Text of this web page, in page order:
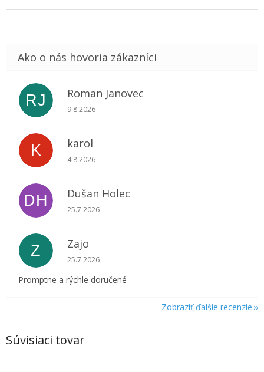
Súvisiaci tovar
RJ Roman Janovec
Hodnotenie obchodu je 5 z 5 hviezdičiek.
9.8.2026
K karol
Hodnotenie obchodu je 5 z 5 hviezdičiek.
4.8.2026
DH Dušan Holec
Hodnotenie obchodu je 5 z 5 hviezdičiek.
25.7.2026
Z Zajo
Hodnotenie obchodu je 5 z 5 hviezdičiek.
25.7.2026
Promptne a rýchle doručené
Zobraziť ďalšie recenzie